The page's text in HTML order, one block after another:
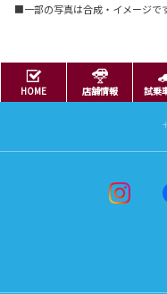
■一部の写真は合成・イメージです
HOME 店舗情報 試乗